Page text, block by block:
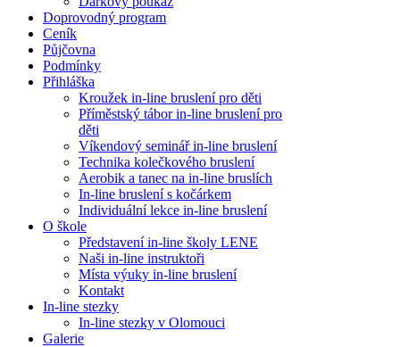
Doprovodný program
Ceník
Půjčovna
Podmínky
Přihláška
Kroužek in-line bruslení pro děti
Příměstský tábor in-line bruslení pro
děti
Víkendový seminář in-line bruslení
Technika kolečkového bruslení
Aerobik a tanec na in-line bruslích
In-line bruslení s kočárkem
Individuální lekce in-line bruslení
O škole
Představení in-line školy LENE
Naši in-line instruktoři
Místa výuky in-line bruslení
Kontakt
In-line stezky
In-line stezky v Olomouci
Galerie